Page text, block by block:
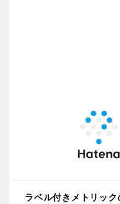
ラベル付きメトリッ